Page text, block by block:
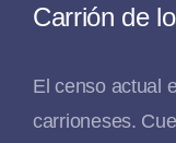
Carrión de
El censo actual
carrioneses.